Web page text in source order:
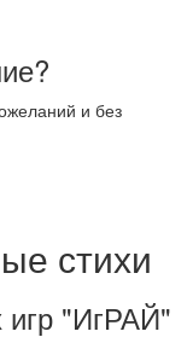
и без
стихи
игр "ИгРАЙ"